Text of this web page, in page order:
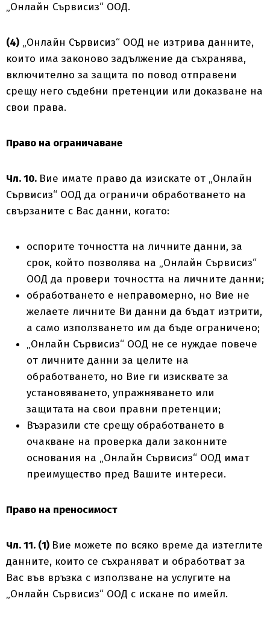
„Онлайн Сървисиз“ ООД.
(4) „Онлайн Сървисиз“ ООД не изтрива данните,
които има законово задължение да съхранява,
включително за защита по повод отправени
срещу него съдебни претенции или доказване на
свои права.
Право на ограничаване
Чл. 10. Вие имате право да изискате от „Онлайн
Сървисиз“ ООД да ограничи обработването на
свързаните с Вас данни, когато:
оспорите точността на личните данни, за
срок, който позволява на „Онлайн Сървисиз“
ООД да провери точността на личните данни;
обработването е неправомерно, но Вие не
желаете личните Ви данни да бъдат изтрити,
а само използването им да бъде ограничено;
„Онлайн Сървисиз“ ООД не се нуждае повече
от личните данни за целите на
обработването, но Вие ги изисквате за
установяването, упражняването или
защитата на свои правни претенции;
Възразили сте срещу обработването в
очакване на проверка дали законните
основания на „Онлайн Сървисиз“ ООД имат
преимущество пред Вашите интереси.
Право на преносимост
Чл. 11. (1) Вие можете по всяко време да изтеглите
данните, които се съхраняват и обработват за
Вас във връзка с използване на услугите на
„Онлайн Сървисиз“ ООД с искане по имейл.